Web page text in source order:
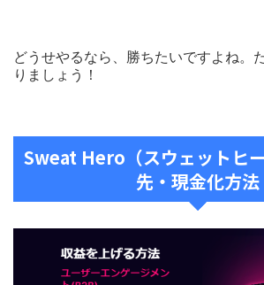
どうせやるなら、勝ちたいですよね。
りましょう！
Sweat Hero（スウェットヒー
先・現金化方法